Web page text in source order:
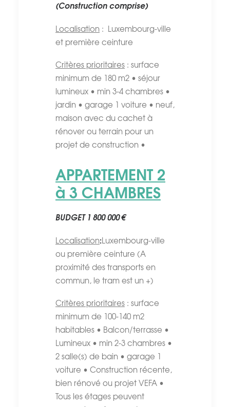
(Construction comprise)
Localisation : Luxembourg-ville
et première ceinture
Critères prioritaires : surface
minimum de 180 m2 • séjour
lumineux • min 3-4 chambres •
jardin • garage 1 voiture • neuf,
maison avec du cachet à
rénover ou terrain pour un
projet de construction •
APPARTEMENT 2
à 3 CHAMBRES
BUDGET 1 800 000 €
Localisation:Luxembourg-ville
ou première ceinture (A
proximité des transports en
commun, le tram est un +)
Critères prioritaires : surface
minimum de 100-140 m2
habitables • Balcon/terrasse •
Lumineux • min 2-3 chambres •
2 salle(s) de bain • garage 1
voiture • Construction récente,
bien rénové ou projet VEFA •
Tous les étages peuvent